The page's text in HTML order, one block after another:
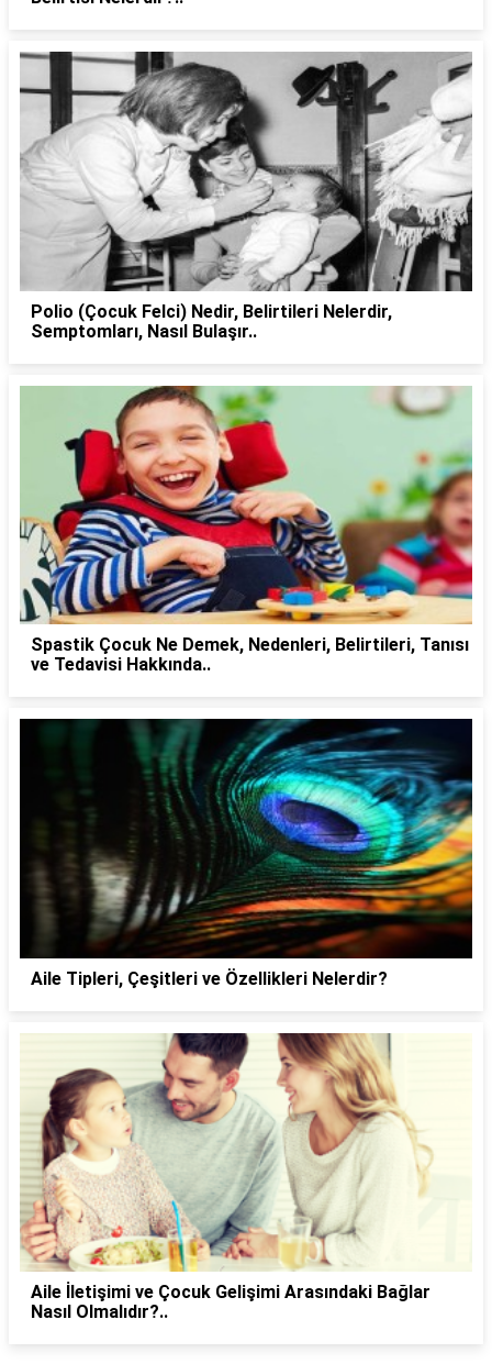
Polio (Çocuk Felci) Nedir, Belirtileri Nelerdir,
Semptomları, Nasıl Bulaşır..
Spastik Çocuk Ne Demek, Nedenleri, Belirtileri, Tanısı
ve Tedavisi Hakkında..
Aile Tipleri, Çeşitleri ve Özellikleri Nelerdir?
Aile İletişimi ve Çocuk Gelişimi Arasındaki Bağlar
Nasıl Olmalıdır?..